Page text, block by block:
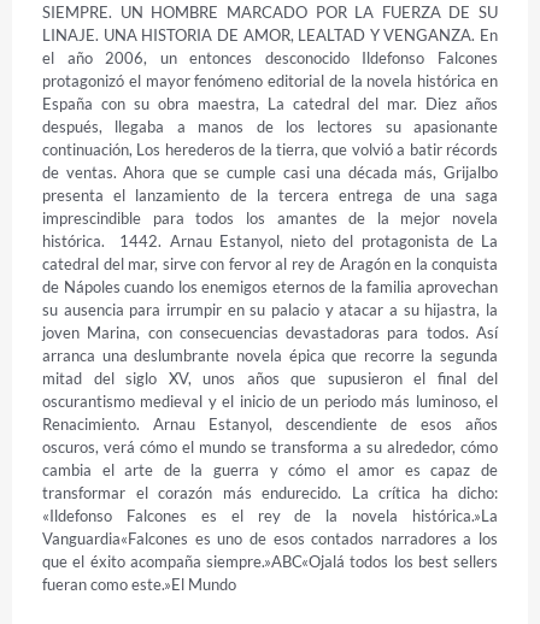
SIEMPRE. UN HOMBRE MARCADO POR LA FUERZA DE SU
LINAJE. UNA HISTORIA DE AMOR, LEALTAD Y VENGANZA. En
el año 2006, un entonces desconocido Ildefonso Falcones
protagonizó el mayor fenómeno editorial de la novela histórica en
España con su obra maestra, La catedral del mar. Diez años
después, llegaba a manos de los lectores su apasionante
continuación, Los herederos de la tierra, que volvió a batir récords
de ventas. Ahora que se cumple casi una década más, Grijalbo
presenta el lanzamiento de la tercera entrega de una saga
imprescindible para todos los amantes de la mejor novela
histórica.  1442. Arnau Estanyol, nieto del protagonista de La
catedral del mar, sirve con fervor al rey de Aragón en la conquista
de Nápoles cuando los enemigos eternos de la familia aprovechan
su ausencia para irrumpir en su palacio y atacar a su hijastra, la
joven Marina, con consecuencias devastadoras para todos. Así
arranca una deslumbrante novela épica que recorre la segunda
mitad del siglo XV, unos años que supusieron el final del
oscurantismo medieval y el inicio de un periodo más luminoso, el
Renacimiento. Arnau Estanyol, descendiente de esos años
oscuros, verá cómo el mundo se transforma a su alrededor, cómo
cambia el arte de la guerra y cómo el amor es capaz de
transformar el corazón más endurecido. La crítica ha dicho:
«Ildefonso Falcones es el rey de la novela histórica.»La
Vanguardia«Falcones es uno de esos contados narradores a los
que el éxito acompaña siempre.»ABC«Ojalá todos los best sellers
fueran como este.»El Mundo